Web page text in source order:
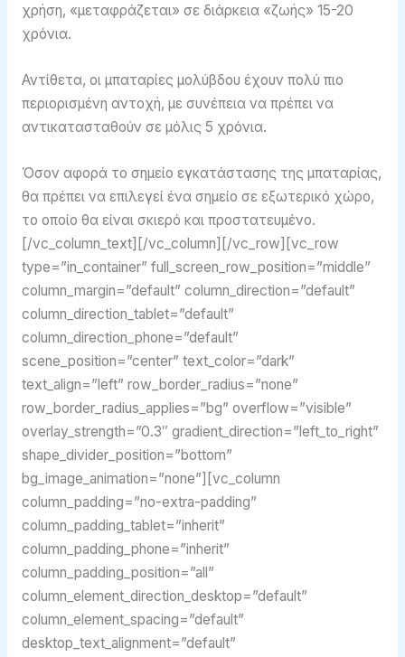
χρήση, «μεταφράζεται» σε διάρκεια «ζωής» 15-20
χρόνια.
Αντίθετα, οι μπαταρίες μολύβδου έχουν πολύ πιο
περιορισμένη αντοχή, με συνέπεια να πρέπει να
αντικατασταθούν σε μόλις 5 χρόνια.
Όσον αφορά το σημείο εγκατάστασης της μπαταρίας,
θα πρέπει να επιλεγεί ένα σημείο σε εξωτερικό χώρο,
το οποίο θα είναι σκιερό και προστατευμένο.
[/vc_column_text][/vc_column][/vc_row][vc_row
type=”in_container” full_screen_row_position=”middle”
column_margin=”default” column_direction=”default”
column_direction_tablet=”default”
column_direction_phone=”default”
scene_position=”center” text_color=”dark”
text_align=”left” row_border_radius=”none”
row_border_radius_applies=”bg” overflow=”visible”
overlay_strength=”0.3″ gradient_direction=”left_to_right”
shape_divider_position=”bottom”
bg_image_animation=”none”][vc_column
column_padding=”no-extra-padding”
column_padding_tablet=”inherit”
column_padding_phone=”inherit”
column_padding_position=”all”
column_element_direction_desktop=”default”
column_element_spacing=”default”
desktop_text_alignment=”default”